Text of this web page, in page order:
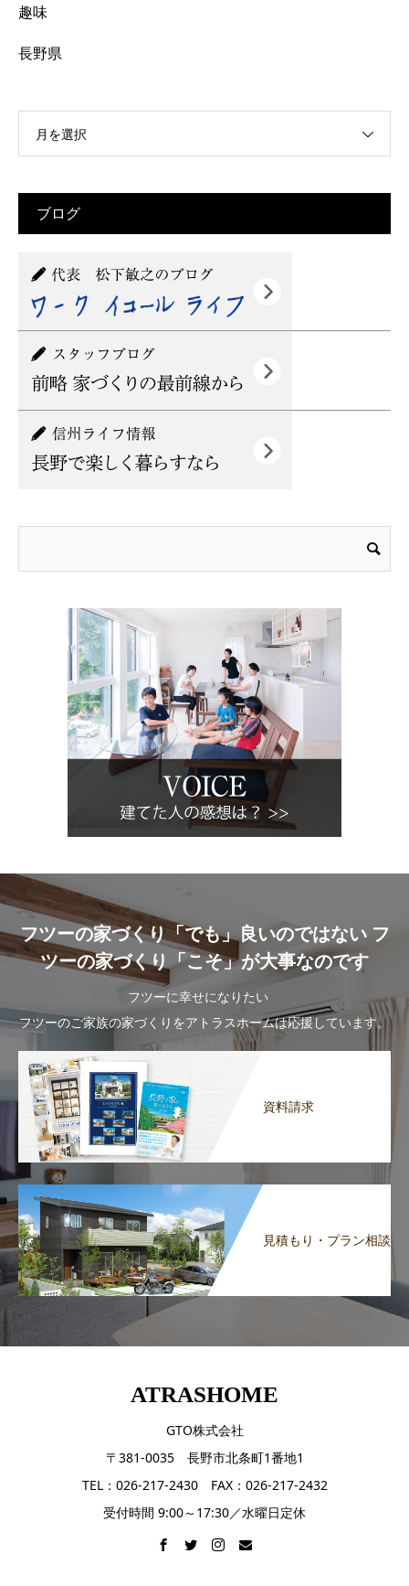
趣味
長野県
月を選択
ブログ
フツーの家づくり「でも」良いのではない フ
ツーの家づくり「こそ」が大事なのです
フツーに幸せになりたい
フツーのご家族の家づくりをアトラスホームは応援しています。
資料請求
見積もり・プラン相談
ATRASHOME
GTO株式会社
〒381-0035 長野市北条町1番地1
TEL：026-217-2430 FAX：026-217-2432
受付時間 9:00～17:30／水曜日定休